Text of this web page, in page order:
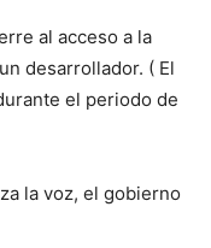
al acceso a la
desarrollador. ( El
el periodo de
la voz, el gobierno